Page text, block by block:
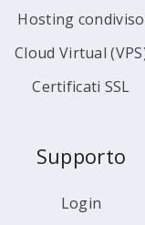
Hosting condiviso
Cloud Virtual
Certificati SSL
Supporto
Login